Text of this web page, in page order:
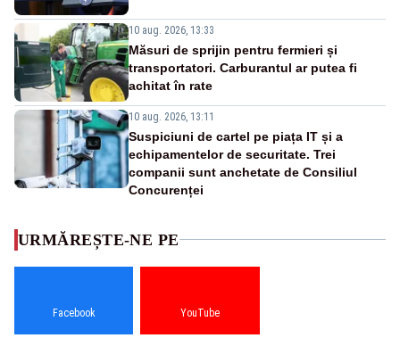
10 aug. 2026, 13:33
Măsuri de sprijin pentru fermieri și
transportatori. Carburantul ar putea fi
achitat în rate
10 aug. 2026, 13:11
Suspiciuni de cartel pe piața IT și a
echipamentelor de securitate. Trei
companii sunt anchetate de Consiliul
Concurenței
URMĂREȘTE-NE PE
Facebook YouTube